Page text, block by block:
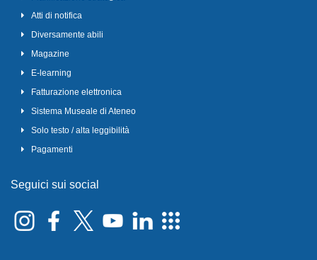
Atti di notifica
Diversamente abili
Magazine
E-learning
Fatturazione elettronica
Sistema Museale di Ateneo
Solo testo / alta leggibilità
Pagamenti
Seguici sui social